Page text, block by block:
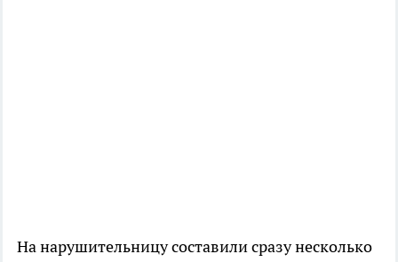
На нарушительницу составили сразу несколько